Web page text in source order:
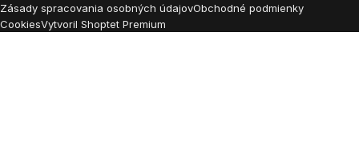
Zásady spracovania osobných údajovObchodné podmienky
CookiesVytvoril Shoptet Premium